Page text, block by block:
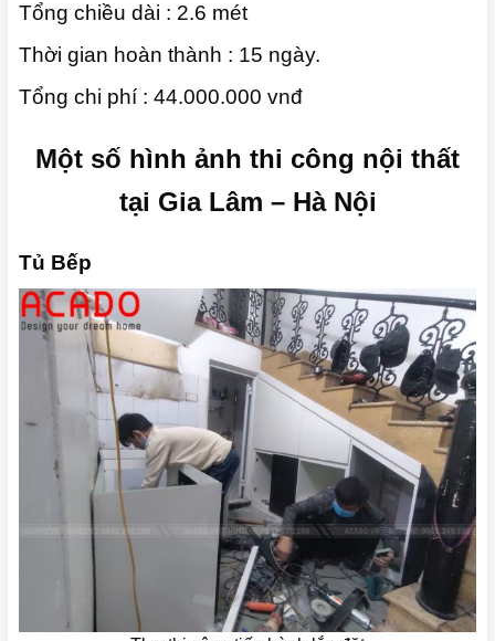
Tổng chiều dài : 2.6 mét
Thời gian hoàn thành : 15 ngày.
Tổng chi phí : 44.000.000 vnđ
Một số hình ảnh thi công nội thất
tại Gia Lâm – Hà Nội
Tủ Bếp